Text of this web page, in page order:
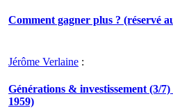
Comment gagner plus ? (réservé
Jérôme Verlaine :
Générations & investissement (3/
1959)